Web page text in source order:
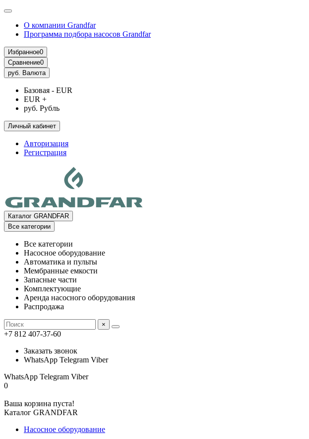
О компании Grandfar
Программа подбора насосов Grandfar
Избранное0
Сравнение0
руб. Валюта
Базовая - EUR
EUR +
руб. Рубль
Личный кабинет
Авторизация
Регистрация
Каталог GRANDFAR
Все категории
Все категории
Насосное оборудование
Автоматика и пульты
Мембранные емкости
Запасные части
Комплектующие
Аренда насосного оборудования
Распродажа
×
+7 812 407-37-60
Заказать звонок
WhatsApp Telegram Viber
WhatsApp Telegram Viber
0
Ваша корзина пуста!
Каталог GRANDFAR
Насосное оборудование